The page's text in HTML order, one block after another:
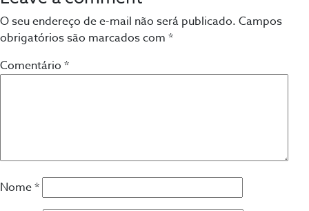
O seu endereço de e-mail não será publicado. Campos
obrigatórios são marcados com *
Comentário *
Nome*